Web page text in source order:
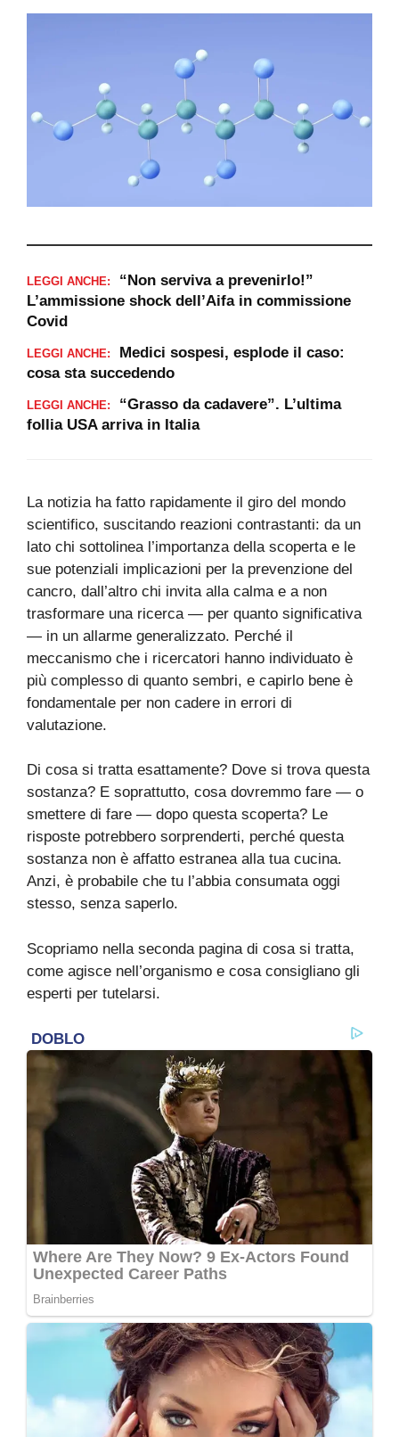
LEGGI ANCHE:
“Non serviva a prevenirlo!”
L’ammissione shock dell’Aifa in commissione
Covid
LEGGI ANCHE:
Medici sospesi, esplode il caso:
cosa sta succedendo
LEGGI ANCHE:
“Grasso da cadavere”. L’ultima
follia USA arriva in Italia
La notizia ha fatto rapidamente il giro del mondo
scientifico, suscitando reazioni contrastanti: da un
lato chi sottolinea l’importanza della scoperta e le
sue potenziali implicazioni per la prevenzione del
cancro, dall’altro chi invita alla calma e a non
trasformare una ricerca — per quanto significativa
— in un allarme generalizzato. Perché il
meccanismo che i ricercatori hanno individuato è
più complesso di quanto sembri, e capirlo bene è
fondamentale per non cadere in errori di
valutazione.
Di cosa si tratta esattamente? Dove si trova questa
sostanza? E soprattutto, cosa dovremmo fare — o
smettere di fare — dopo questa scoperta? Le
risposte potrebbero sorprenderti, perché questa
sostanza non è affatto estranea alla tua cucina.
Anzi, è probabile che tu l’abbia consumata oggi
stesso, senza saperlo.
Scopriamo nella seconda pagina di cosa si tratta,
come agisce nell’organismo e cosa consigliano gli
esperti per tutelarsi.